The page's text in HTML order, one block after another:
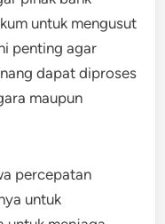
untuk mengusut
penting agar
dapat diproses
maupun
percepatan
untuk